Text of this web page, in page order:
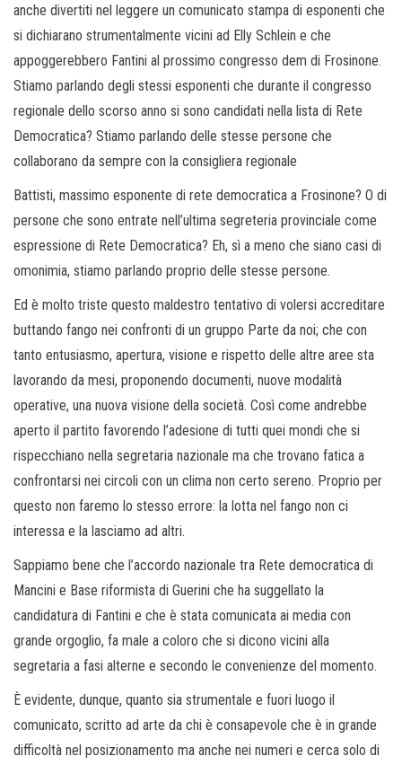
anche divertiti nel leggere un comunicato stampa di esponenti che
si dichiarano strumentalmente vicini ad Elly Schlein e che
appoggerebbero Fantini al prossimo congresso dem di Frosinone.
Stiamo parlando degli stessi esponenti che durante il congresso
regionale dello scorso anno si sono candidati nella lista di Rete
Democratica? Stiamo parlando delle stesse persone che
collaborano da sempre con la consigliera regionale
Battisti, massimo esponente di rete democratica a Frosinone? O di
persone che sono entrate nell’ultima segreteria provinciale come
espressione di Rete Democratica? Eh, sì a meno che siano casi di
omonimia, stiamo parlando proprio delle stesse persone.
Ed è molto triste questo maldestro tentativo di volersi accreditare
buttando fango nei confronti di un gruppo Parte da noi; che con
tanto entusiasmo, apertura, visione e rispetto delle altre aree sta
lavorando da mesi, proponendo documenti, nuove modalità
operative, una nuova visione della società. Così come andrebbe
aperto il partito favorendo l’adesione di tutti quei mondi che si
rispecchiano nella segretaria nazionale ma che trovano fatica a
confrontarsi nei circoli con un clima non certo sereno. Proprio per
questo non faremo lo stesso errore: la lotta nel fango non ci
interessa e la lasciamo ad altri.
Sappiamo bene che l’accordo nazionale tra Rete democratica di
Mancini e Base riformista di Guerini che ha suggellato la
candidatura di Fantini e che è stata comunicata ai media con
grande orgoglio, fa male a coloro che si dicono vicini alla
segretaria a fasi alterne e secondo le convenienze del momento.
È evidente, dunque, quanto sia strumentale e fuori luogo il
comunicato, scritto ad arte da chi è consapevole che è in grande
difficoltà nel posizionamento ma anche nei numeri e cerca solo di